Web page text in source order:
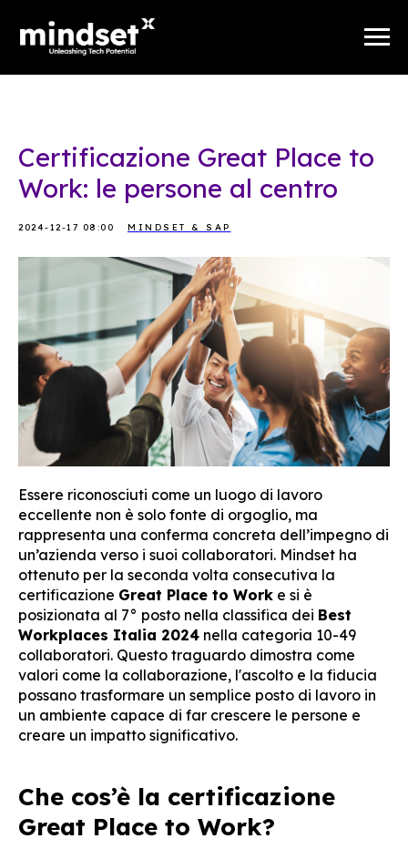
Certificazione Great Place to
Work: le persone al centro
2024-12-17 08:00 MINDSET & SAP
Essere riconosciuti come un luogo di lavoro
eccellente non è solo fonte di orgoglio, ma
rappresenta una conferma concreta dell’impegno di
un’azienda verso i suoi collaboratori. Mindset ha
ottenuto per la seconda volta consecutiva la
certificazione Great Place to Work e si è
posizionata al 7° posto nella classifica dei Best
Workplaces Italia 2024 nella categoria 10-49
collaboratori. Questo traguardo dimostra come
valori come la collaborazione, l'ascolto e la fiducia
possano trasformare un semplice posto di lavoro in
un ambiente capace di far crescere le persone e
creare un impatto significativo.
Che cos’è la certificazione
Great Place to Work?